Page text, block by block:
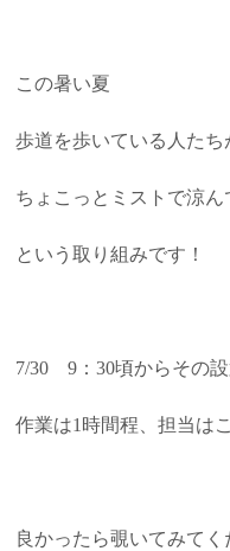
この暑い夏
歩道を歩いている人たち
ちょこっとミストで涼
という取り組みです！
7/30 9：30頃からその
作業は1時間程、担当は
良かったら覗いてみて